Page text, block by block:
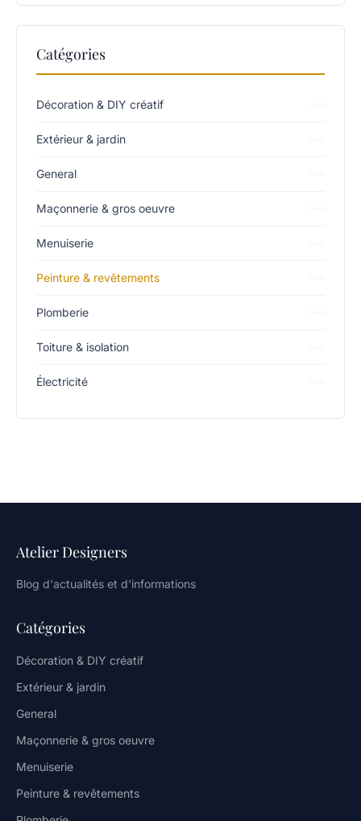
Catégories
Décoration & DIY créatif
Extérieur & jardin
General
Maçonnerie & gros oeuvre
Menuiserie
Peinture & revêtements
Plomberie
Toiture & isolation
Électricité
Atelier Designers
Blog d'actualités et d'informations
Catégories
Décoration & DIY créatif
Extérieur & jardin
General
Maçonnerie & gros oeuvre
Menuiserie
Peinture & revêtements